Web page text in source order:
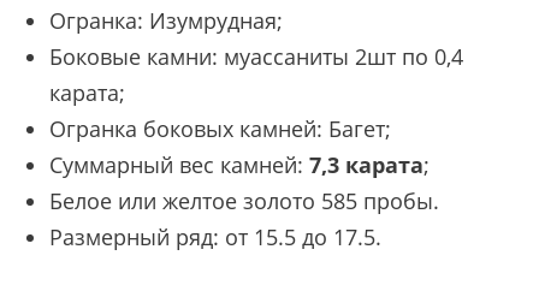
Огранка: Изумрудная;
Боковые камни: муассаниты 2шт по 0,4
карата;
Огранка боковых камней: Багет;
Суммарный вес камней: 7,3 карата;
Белое или желтое золото 585 пробы.
Размерный ряд: от 15.5 до 17.5.